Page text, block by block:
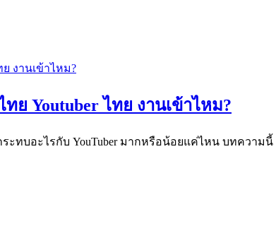
ทย Youtuber ไทย งานเข้าไหม?
กระทบอะไรกับ YouTuber มากหรือน้อยแค่ไหน บทความนี้